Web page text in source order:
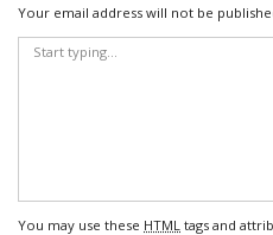
Your email address will not be
You may use these HTML tags and